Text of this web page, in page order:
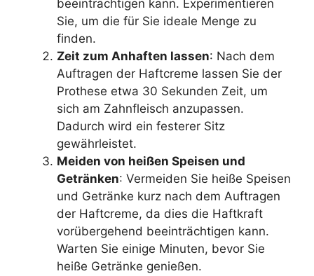
beeinträchtigen kann. Experimentieren
Sie, um die für Sie ideale Menge zu
finden.
Zeit zum Anhaften lassen: Nach dem
Auftragen der Haftcreme lassen Sie der
Prothese etwa 30 Sekunden Zeit, um
sich am Zahnfleisch anzupassen.
Dadurch wird ein festerer Sitz
gewährleistet.
Meiden von heißen Speisen und
Getränken: Vermeiden Sie heiße Speisen
und Getränke kurz nach dem Auftragen
der Haftcreme, da dies die Haftkraft
vorübergehend beeinträchtigen kann.
Warten Sie einige Minuten, bevor Sie
heiße Getränke genießen.